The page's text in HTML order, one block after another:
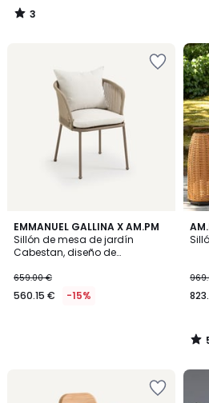
3
/
EMMANUEL GALLINA X AM.PM
Sillón de mesa de jardín
Cabestan, diseño de
659.00 €
560.15 € -15%
5
/
/